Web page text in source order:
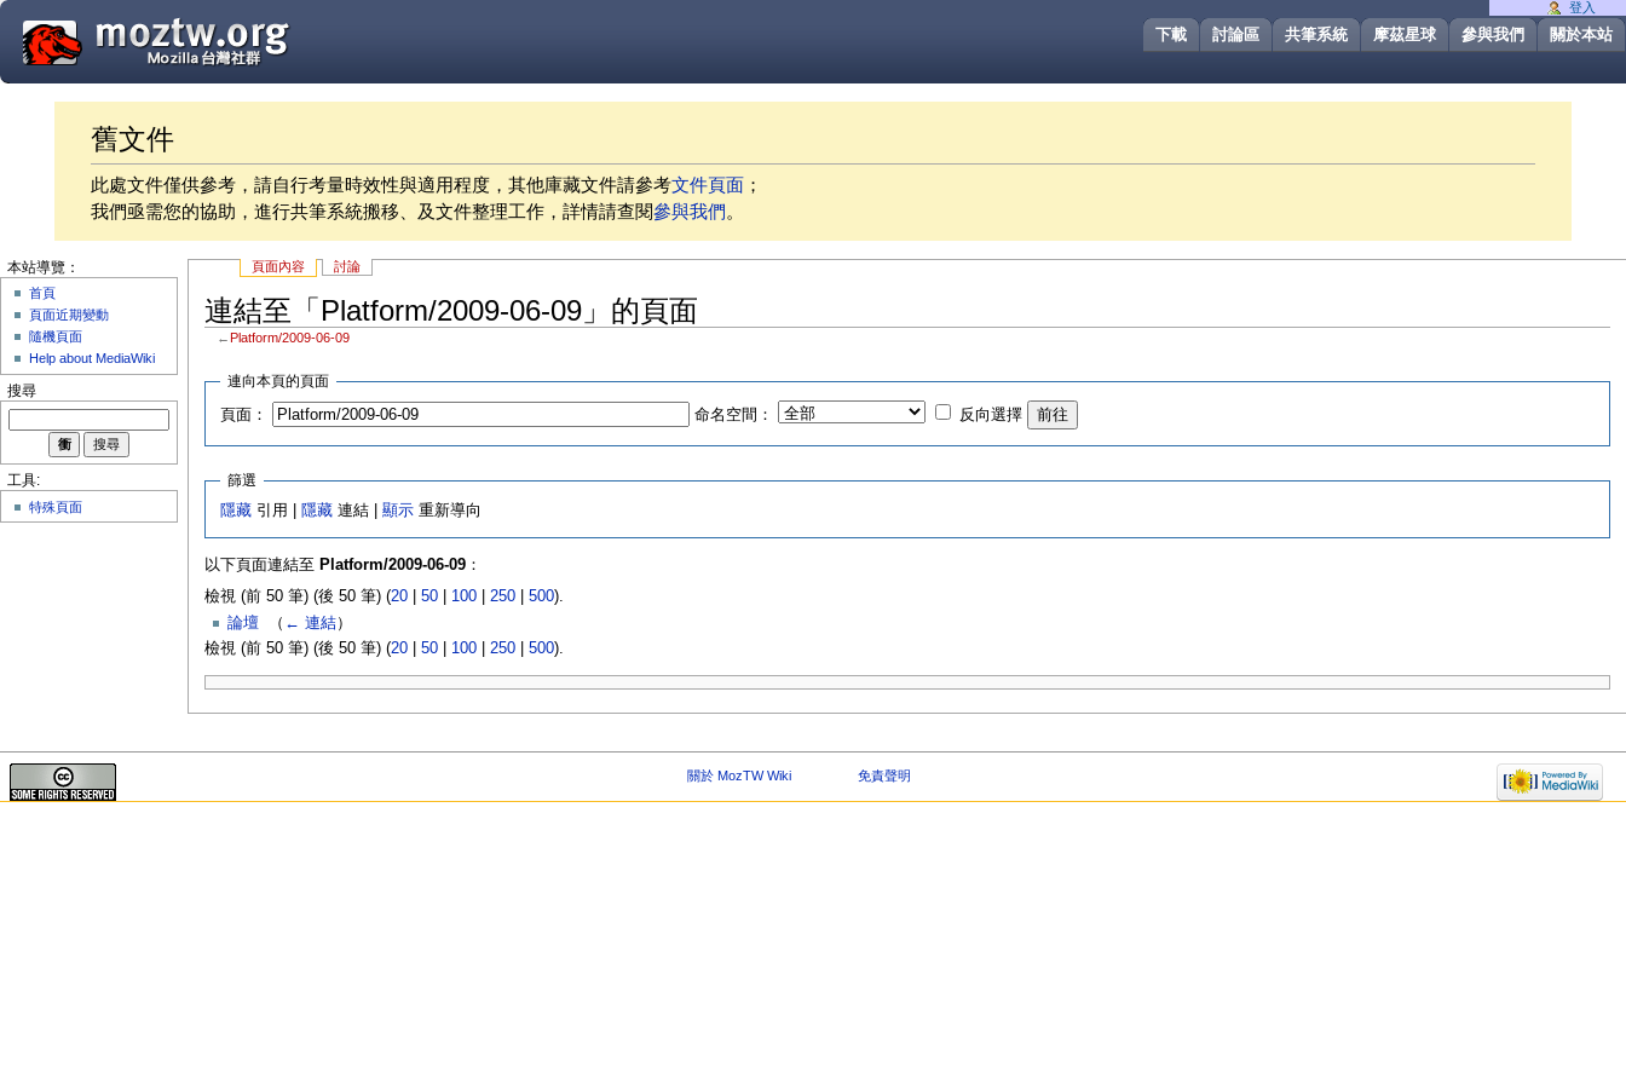
關於本站
參與我們
摩茲星球
共筆系統
討論區
下載
舊文件
此處文件僅供參考，請自行考量時效性與適用程度，其他庫藏文件請參考文件頁面 ；
我們亟需您的協助，進行共筆系統搬移、及文件整理工作，詳情請查閱參與我們。
頁面內容 討論
連結至「Platform/2009-06-09」的頁面
← Platform/2009-06-09
連向本頁的頁面
頁面： 命名空間： 反向選擇
篩選
隱藏 引用 | 隱藏 連結 |顯示 重新導向
以下頁面連結至 Platform/2009-06-09：
檢視 (前 50 筆) (後 50 筆) (20| 50| 100| 250| 500).
論壇
（ ← 連結）
檢視 (前 50 筆) (後 50 筆) (20| 50| 100| 250| 500).
登入
本站導覽：
首頁
頁面近期變動
隨機頁面
Help about MediaWiki
搜尋
工具:
特殊頁面
關於 MozTW Wiki 免責聲明